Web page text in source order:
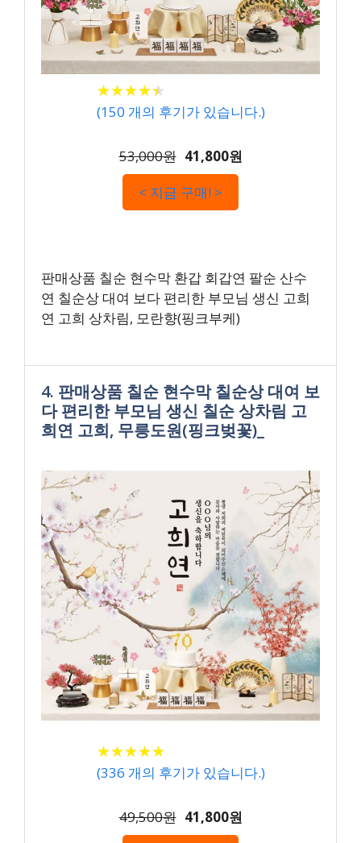
★★★★★
★★★★★
(150 개의 후기가 있습니다.)
53,000원 41,800원
< 지금 구매! >
판매상품 칠순 현수막 환갑 회갑연 팔순 산수
연 칠순상 대여 보다 편리한 부모님 생신 고희
연 고희 상차림, 모란향(핑크부케)
4. 판매상품 칠순 현수막 칠순상 대여 보
다 편리한 부모님 생신 칠순 상차림 고
희연 고희, 무릉도원(핑크벚꽃)_
★★★★★
★★★★★
(336 개의 후기가 있습니다.)
49,500원 41,800원